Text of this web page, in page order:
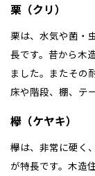
栗（クリ）
栗は、水気や菌・
長です。昔から木
ました。またその
床や階段、棚、テ
欅（ケヤキ）
欅は、非常に硬く
が特長です。木造